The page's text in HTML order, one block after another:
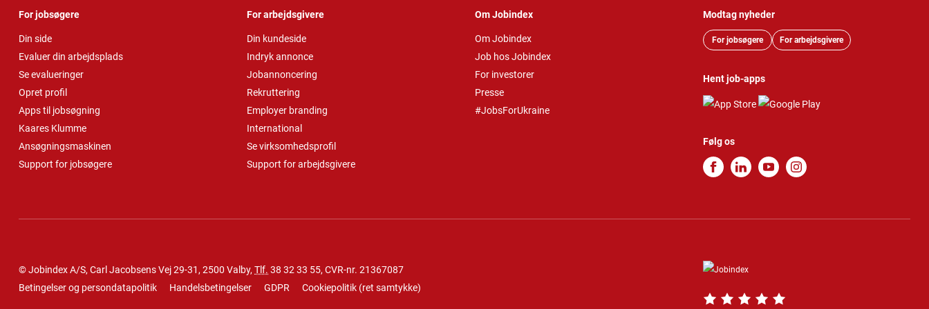
For jobsøgere
Din side
Evaluer din arbejdsplads
Se evalueringer
Opret profil
Apps til jobsøgning
Kaares Klumme
Ansøgningsmaskinen
Support for jobsøgere
For arbejdsgivere
Din kundeside
Indryk annonce
Jobannoncering
Rekruttering
Employer branding
International
Se virksomhedsprofil
Support for arbejdsgivere
Om Jobindex
Om Jobindex
Job hos Jobindex
For investorer
Presse
#JobsForUkraine
Modtag nyheder
For jobsøgere For arbejdsgivere
Hent job-apps
Følg os
© Jobindex A/S, Carl Jacobsens Vej 29-31, 2500 Valby, Tlf. 38 32 33 55, CVR-nr. 21367087
Betingelser og persondatapolitik
Handelsbetingelser GDPR Cookiepolitik (ret samtykke)